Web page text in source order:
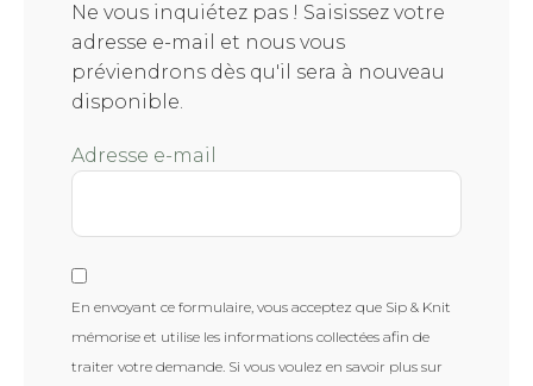
Ne vous inquiétez pas ! Saisissez votre
adresse e-mail et nous vous
préviendrons dès qu'il sera à nouveau
disponible.
Adresse e-mail
En envoyant ce formulaire, vous acceptez que Sip & Knit
mémorise et utilise les informations collectées afin de
traiter votre demande. Si vous voulez en savoir plus sur